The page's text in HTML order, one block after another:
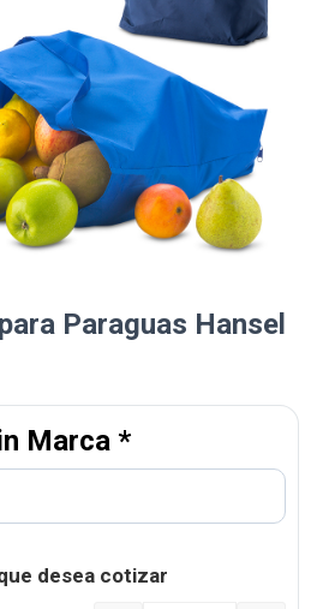
Paraguas Hansel
Marca *
desea cotizar